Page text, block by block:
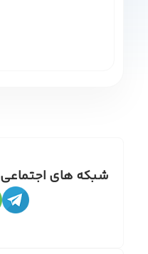
شبکه های اجتماعی